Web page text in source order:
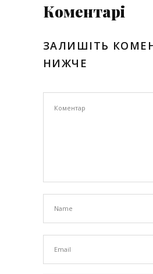
Коментарі
ЗАЛИШІТЬ
НИЖЧЕ